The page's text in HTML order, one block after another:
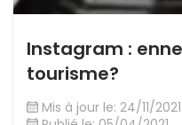
Instagram :
tourisme?
Mis à jour le: 24/11/2021